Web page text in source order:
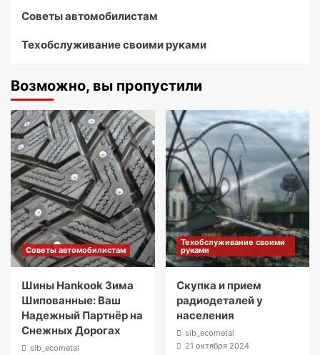
Советы автомобилистам
Техобслуживание своими руками
Возможно, вы пропустили
Советы автомобилистам
Шины Hankook Зима
Шипованные: Ваш
Надежный Партнёр на
Снежных Дорогах
sib_ecometal
Техобслуживание своими
руками
Скупка и прием
радиодеталей у
населения
sib_ecometal
21 октября 2024